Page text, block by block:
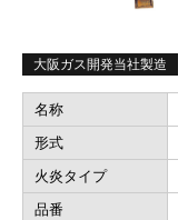
大阪ガス開発当社製造
名称
形式
火炎タイプ
品番